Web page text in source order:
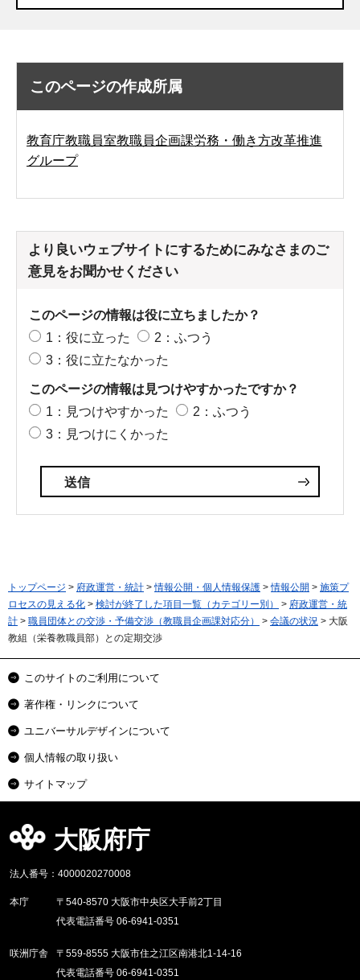
このページの作成所属
教育庁教職員室教職員企画課労務・働き方改革推進
グループ
より良いウェブサイトにするためにみなさまのご
意見をお聞かせください
このページの情報は役に立ちましたか？
1：役に立った
2：ふつう
3：役に立たなかった
このページの情報は見つけやすかったですか？
1：見つけやすかった
2：ふつう
3：見つけにくかった
トップページ > 府政運営・統計 >情報公開・個人情報保護 >情報公開 > 施策プ
ロセスの見える化 > 検討が終了した項目一覧（カテゴリー別） > 府政運営・統
計 > 職員団体との交渉・予備交渉（教職員企画課対応分） > 会議の状況 > 大阪
教組（栄養教職員部）との定期交渉
このサイトのご利用について
著作権・リンクについて
ユニバーサルデザインについて
個人情報の取り扱い
サイトマップ
大阪府庁
法人番号：4000020270008
本庁
〒540-8570 大阪市中央区大手前2丁目
代表電話番号 06-6941-0351
咲洲庁舎
〒559-8555 大阪市住之江区南港北1-14-16
代表電話番号 06-6941-0351